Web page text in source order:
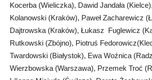
Kocerba (Wieliczka), Dawid Jandała
Kolanowski (Kraków), Paweł Zacharewicz
Dajtrowska (Kraków), Łukasz Fuglewicz
Rutkowski (Zbójno), Piotruś
Twardowski (Białystok), Ewa Woźnica
Wierzbowska (Warszawa), Przemek Troć